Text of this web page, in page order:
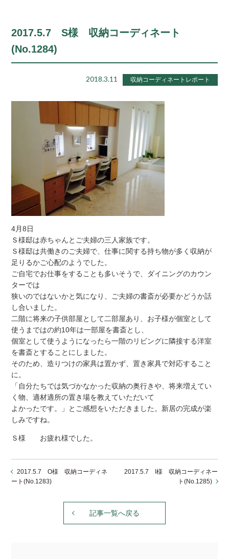
2017.5.7 S様 収納コーディネート
(No.1284)
2018.3.11 収納コーディネートレポート
4月8日
Ｓ様邸は赤ちゃんとご夫婦の三人家族です。
Ｓ様邸は共働きのご夫婦で、仕事に関する持ち物が多く収納が
足りるかご心配のようでした。
ご自宅でお仕事をすることも多いそうで、ダイニングのカウン
ターでは
狭いのではないかと気になり、ご夫婦の書斎が必要かどうか話
し合いました。
二階に将来の子供部屋として二部屋あり、お子様が個室として
使うまではの約10年は一部屋を書斎とし、
個室として使うようになったら一階のリビングに隣接する洋室
を書斎とすることにしました。
そのため、造りつけの家具は置かず、置き家具で対応すること
に。
「自分たちでは気づかなかった収納の奥行きや、将来増えてい
く物、適材適所の置き場を教えていただいて
よかったです。」とご感想をいただきました。新居の完成が楽
しみですね。
Ｓ様 お疲れ様でした。
2017.5.7 O様 収納コーディネ
ート(No.1283)
2017.5.7 I様 収納コーディネー
ト(No.1285)
記事一覧へ戻る